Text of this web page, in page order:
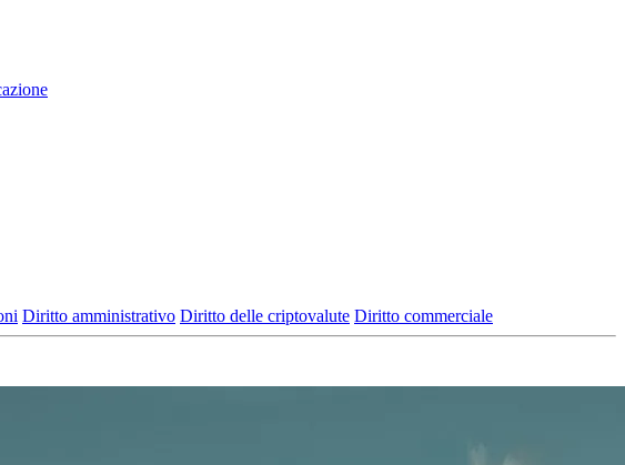
Diritto amministrativo Diritto delle criptovalute Diritto commerciale